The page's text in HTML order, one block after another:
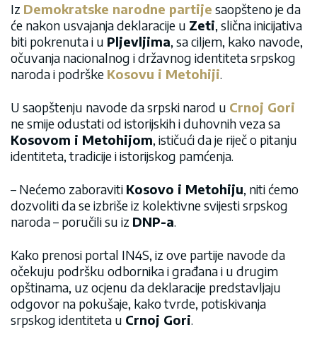
Iz Demokratske narodne partije saopšteno je da
će nakon usvajanja deklaracije u Zeti, slična inicijativa
biti pokrenuta i u Pljevljima, sa ciljem, kako navode,
očuvanja nacionalnog i državnog identiteta srpskog
naroda i podrške Kosovu i Metohiji.
U saopštenju navode da srpski narod u Crnoj Gori
ne smije odustati od istorijskih i duhovnih veza sa
Kosovom i Metohijom, ističući da je riječ o pitanju
identiteta, tradicije i istorijskog pamćenja.
– Nećemo zaboraviti Kosovo i Metohiju, niti ćemo
dozvoliti da se izbriše iz kolektivne svijesti srpskog
naroda – poručili su iz DNP-a.
Kako prenosi portal IN4S, iz ove partije navode da
očekuju podršku odbornika i građana i u drugim
opštinama, uz ocjenu da deklaracije predstavljaju
odgovor na pokušaje, kako tvrde, potiskivanja
srpskog identiteta u Crnoj Gori.